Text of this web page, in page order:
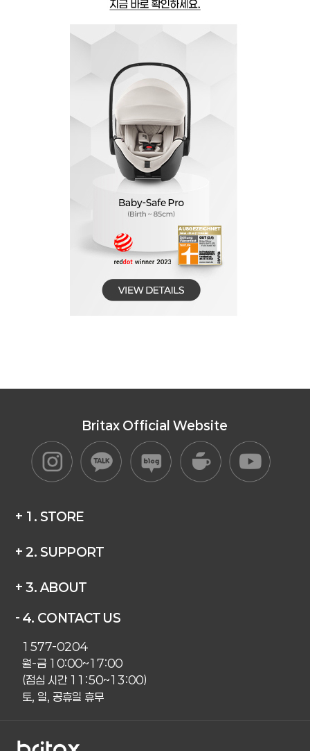
Britax Official Website
+ 1. STORE
+ 2. SUPPORT
+ 3. ABOUT
- 4. CONTACT US
1577-0204
월-금 10:00~17:00
(점심 시간 11:50~13:00)
토, 일, 공휴일 휴무